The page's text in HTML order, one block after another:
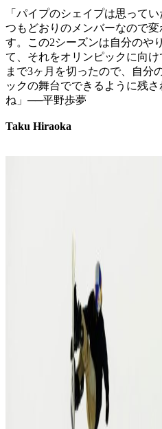
「パイプのシェイプは思って
つもどおりのメンバーなので
す。この2シーズンは自分のや
て、それをオリンピックに向
まで3ヶ月を切ったので、自分
ックの舞台でできるように残
ね」──平野歩夢
Taku Hiraoka